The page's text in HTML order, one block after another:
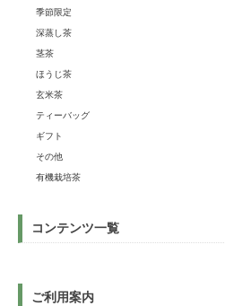
季節限定
深蒸し茶
茎茶
ほうじ茶
玄米茶
ティーバッグ
ギフト
その他
有機栽培茶
コンテンツ一覧
ご利用案内